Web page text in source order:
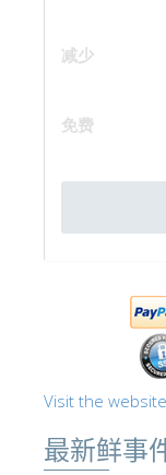
Visit the
最新鲜事